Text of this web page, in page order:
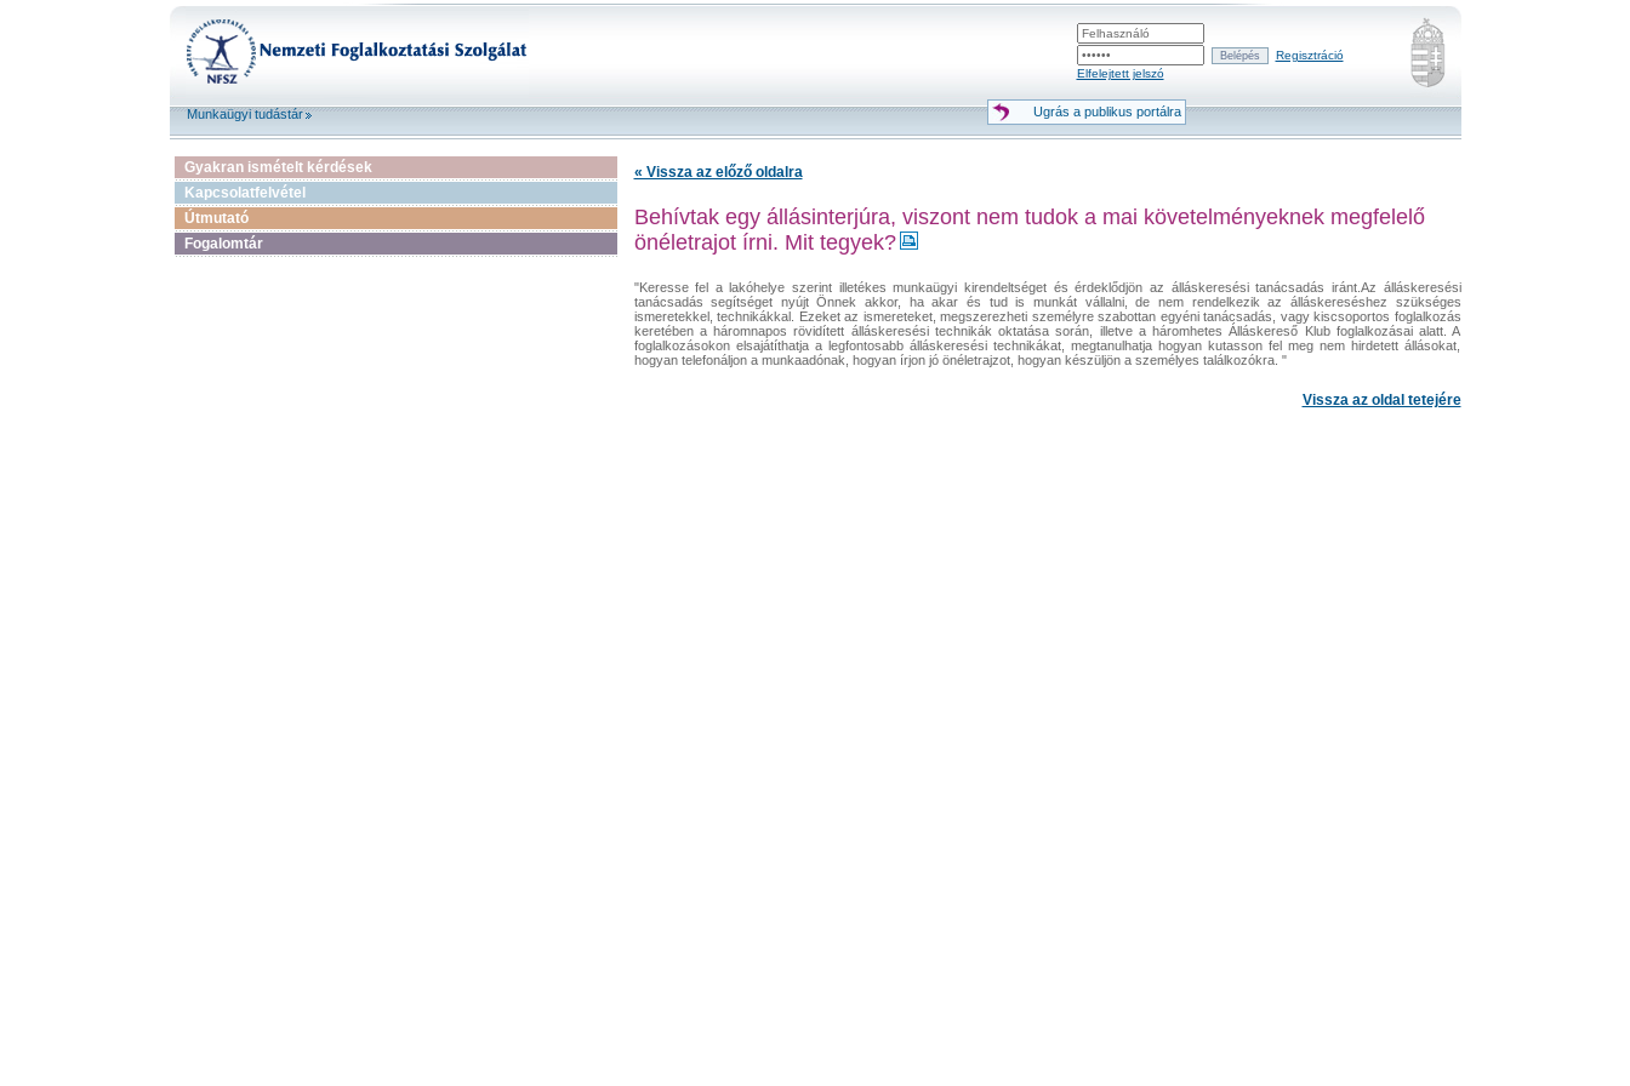
Regisztráció
Elfelejtett jelszó
Munkaügyi tudástár Ugrás a publikus portálra
Gyakran ismételt kérdések
Kapcsolatfelvétel
Útmutató
Fogalomtár
« Vissza az előző oldalra
Behívtak egy állásinterjúra, viszont nem tudok a mai követelményeknek megfelelő
önéletrajot írni. Mit tegyek?
"Keresse fel a lakóhelye szerint illetékes munkaügyi kirendeltséget és érdeklődjön az álláskeresési tanácsadás iránt.Az álláskeresési
tanácsadás segítséget nyújt Önnek akkor, ha akar és tud is munkát vállalni, de nem rendelkezik az álláskereséshez szükséges
ismeretekkel, technikákkal. Ezeket az ismereteket, megszerezheti személyre szabottan egyéni tanácsadás, vagy kiscsoportos foglalkozás
keretében a háromnapos rövidített álláskeresési technikák oktatása során, illetve a háromhetes Álláskereső Klub foglalkozásai alatt. A
foglalkozásokon elsajátíthatja a legfontosabb álláskeresési technikákat, megtanulhatja hogyan kutasson fel meg nem hirdetett állásokat,
hogyan telefonáljon a munkaadónak, hogyan írjon jó önéletrajzot, hogyan készüljön a személyes találkozókra. "
Vissza az oldal tetejére